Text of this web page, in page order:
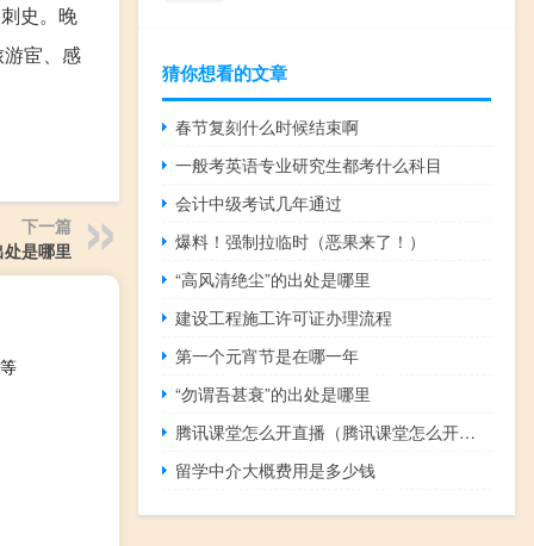
史。晚
宦、感
下一篇
处是哪里
猜你想看的文章
春节复刻什么时候结束啊
一般考英语专业研究生都考什么科目
会计中级考试几年通过
爆料！强制拉临时（恶果来了！）
“高风清绝尘”的出处是哪里
建设工程施工许可证办理流程
第一个元宵节是在哪一年
“勿谓吾甚衰”的出处是哪里
腾讯课堂怎么开直播（腾讯课堂怎么开直播）
留学中介大概费用是多少钱